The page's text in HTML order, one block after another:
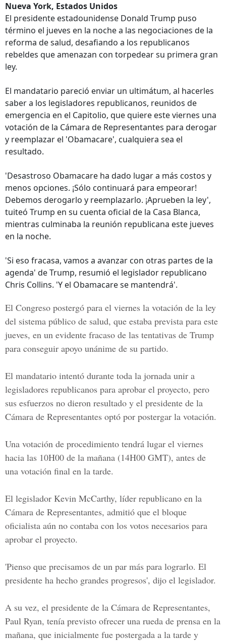
Nueva York, Estados Unidos
El presidente estadounidense Donald Trump puso
término el jueves en la noche a las negociaciones de la
reforma de salud, desafiando a los republicanos
rebeldes que amenazan con torpedear su primera gran
ley.
El mandatario pareció enviar un ultimátum, al hacerles
saber a los legisladores republicanos, reunidos de
emergencia en el Capitolio, que quiere este viernes una
votación de la Cámara de Representantes para derogar
y reemplazar el 'Obamacare', cualquiera sea el
resultado.
'Desastroso Obamacare ha dado lugar a más costos y
menos opciones. ¡Sólo continuará para empeorar!
Debemos derogarlo y reemplazarlo. ¡Aprueben la ley',
tuiteó Trump en su cuenta oficial de la Casa Blanca,
mientras culminaba la reunión republicana este jueves
en la noche.
'Si eso fracasa, vamos a avanzar con otras partes de la
agenda' de Trump, resumió el legislador republicano
Chris Collins. 'Y el Obamacare se mantendrá'.
El Congreso postergó para el viernes la votación de la ley
del sistema público de salud, que estaba prevista para este
jueves, en un evidente fracaso de las tentativas de Trump
para conseguir apoyo unánime de su partido.
El mandatario intentó durante toda la jornada unir a
legisladores republicanos para aprobar el proyecto, pero
sus esfuerzos no dieron resultado y el presidente de la
Cámara de Representantes optó por postergar la votación.
Una votación de procedimiento tendrá lugar el viernes
hacia las 10H00 de la mañana (14H00 GMT), antes de
una votación final en la tarde.
El legislador Kevin McCarthy, líder republicano en la
Cámara de Representantes, admitió que el bloque
oficialista aún no contaba con los votos necesarios para
aprobar el proyecto.
'Pienso que precisamos de un par más para lograrlo. El
presidente ha hecho grandes progresos', dijo el legislador.
A su vez, el presidente de la Cámara de Representantes,
Paul Ryan, tenía previsto ofrecer una rueda de prensa en la
mañana, que inicialmente fue postergada a la tarde y